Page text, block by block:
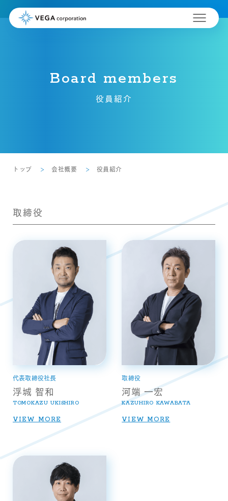
Board members
役員紹介
トップ 会社概要 役員紹介
取締役
代表取締役社長
浮城 智和
TOMOKAZU UKISHIRO
VIEW MORE
取締役
河端 一宏
KAZUHIRO KAWABATA
VIEW MORE